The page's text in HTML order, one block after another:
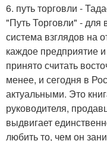
6. путь торговли -
"Путь Торговли" - для
система взглядов на
каждое предприятие
принято считать
менее, и сегодня в
актуальными. Это
руководителя,
выдвигает
любить то, чем он